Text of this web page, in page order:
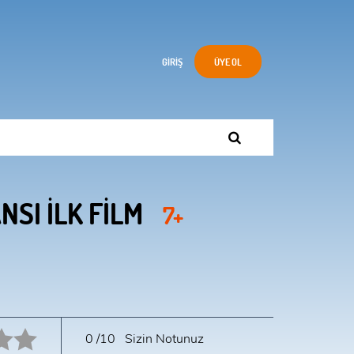
GIRIŞ ÜYE OL
İLK FİLM 7+
0/10 Sizin Notunuz